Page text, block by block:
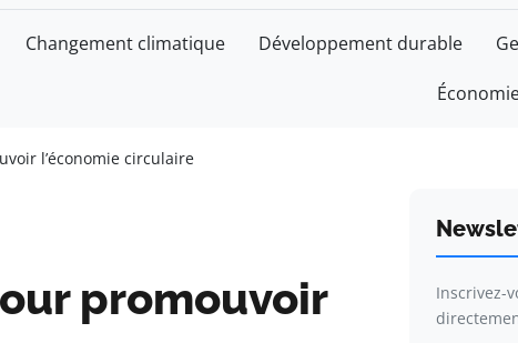
Changement climatique Développement durable
l’économie circulaire
promouvoir
Inscrivez-